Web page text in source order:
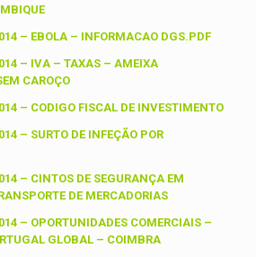
– EBOLA – INFORMACAO DGS.PDF
– IVA – TAXAS – AMEIXA
CAROÇO
– CODIGO FISCAL DE INVESTIMENTO
– SURTO DE INFEÇÃO POR
– CINTOS DE SEGURANÇA EM
DE MERCADORIAS
– OPORTUNIDADES COMERCIAIS –
GLOBAL – COIMBRA